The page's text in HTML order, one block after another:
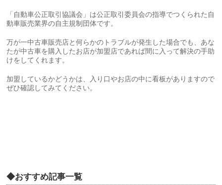
「自動車公正取引協議会」は公正取引委員会の指導でつくられた自
動車販売業界の自主規制団体です。
万が一中古車販売店と何らかのトラブルが発生した場合でも、あな
たが中古車を購入したお店が加盟店であれば間に入って解決の手助
けをしてくれます。
加盟しているかどうかは、入り口やお店の中に看板がありますので
ぜひ確認してみてください。
◆おすすめ記事一覧